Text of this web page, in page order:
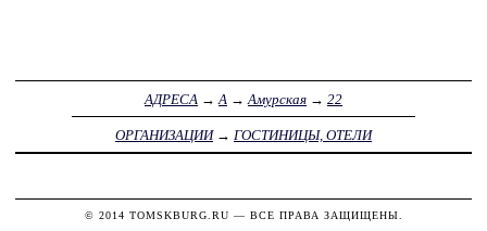
АДРЕСА → А → Амурская → 22
ОРГАНИЗАЦИИ→ ГОСТИНИЦЫ, ОТЕЛИ
© 2014 TOMSKBURG.RU — ВСЕ ПРАВА ЗАЩИЩЕНЫ.